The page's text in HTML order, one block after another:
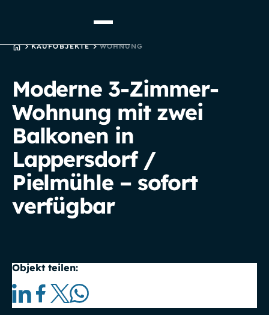
STARTSEITE
KAUFOBJEKTE WOHNUNG
Moderne 3-Zimmer-
Wohnung mit zwei
Balkonen in
Lappersdorf /
Pielmühle – sofort
verfügbar
Objekt teilen: